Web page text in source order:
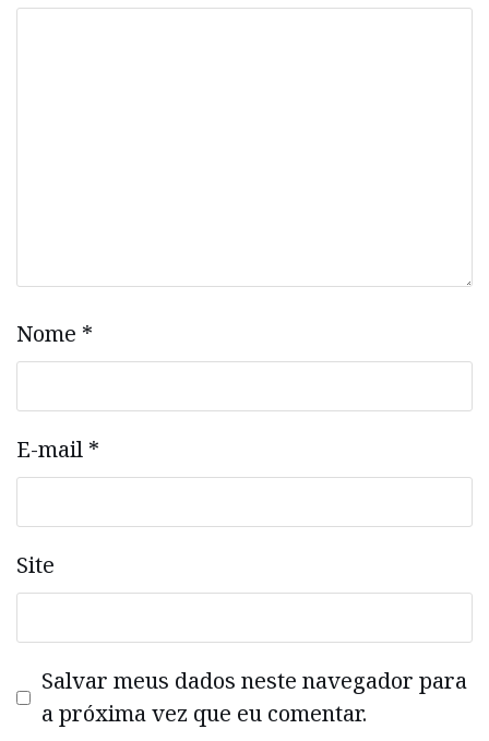
Nome *
E-mail *
Site
Salvar meus dados neste navegador para
a próxima vez que eu comentar.